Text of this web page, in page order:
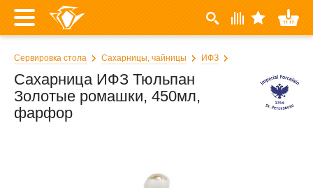
Сервировка стола Сахарницы, чайницы ИФЗ
Сахарница ИФЗ Тюльпан
Золотые ромашки, 450мл,
фарфор